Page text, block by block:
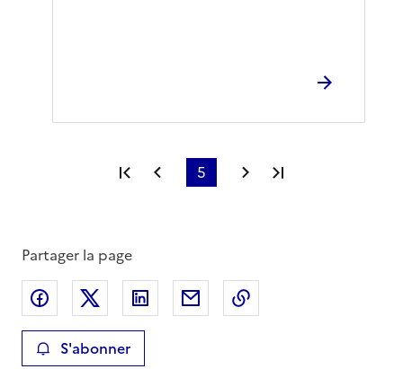
Première page
Page précédente
5 Page suivante
Partager la page
Partager sur Facebook
Partager sur XPartager sur LinkedIn
Partager par email
S'abonner